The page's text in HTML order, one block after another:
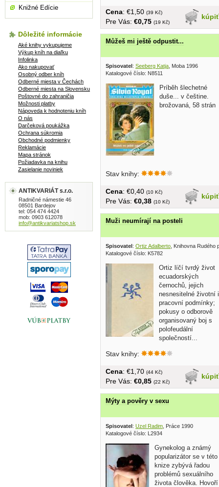
kúpiť
Cena: €1,50 (39 Kč)
Pre Vás: €0,75 (19 Kč)
Můžeš mi ještě odpustit...
Spisovatel : Seeberg Katja, Moba 1996
Katalogové číslo: N8511
Príběh šlechetné
duše... v češtine.
brožovaná, 58 strán
Stav knihy:
kúpiť
Cena: €0,40 (10 Kč)
Pre Vás: €0,38 (10 Kč)
Muži neumírají na posteli
Spisovatel: Ortiz Adalberto , Knihovna Rudého
Katalogové číslo: K5782
Ortiz líčí tvrdý život
ecuadorských
černochů, jejich
nesnesitelné životní i
pracovní podmínky;
pokusy o odborově
organisovaný boj s
polofeudální
společností...
Stav knihy:
kúpiť
Cena: €1,70 (44 Kč)
Pre Vás: €0,85 (22 Kč)
Mýty a pověry v sexu
Spisovatel: Uzel Radim , Práce 1990
Katalogové číslo: L2934
Gynekolog a známý
popularizátor se v této
knize zybývá řadou
problémů sexuálního
života člověka. Hovoří
Knižné Edície
Dôležité informácie
Aké knihy vykupujeme
Výkup kníh na diaľku
Infolinka
Ako nakupovať
Osobný odber kníh
Odberné miesta v Čechách
Odberné miesta na Slovensku
Poštovné do zahraničia
Možnosti platby
Nápoveda k hodnoteniu kníh
O nás
Darčeková poukážka
Ochrana súkromia
Obchodné podmienky
Reklamácie
Mapa stránok
Požiadavka na knihu
Zasielanie noviniek
ANTIKVARIÁT s.r.o.
Radničné námestie 46
08501 Bardejov
tel: 054 474 4424
mob: 0903 612078
info@antikvariatshop.sk